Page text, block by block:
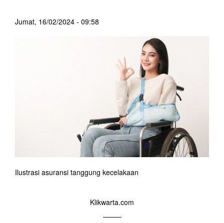
Jumat, 16/02/2024 - 09:58
Ilustrasi asuransi tanggung kecelakaan
Klikwarta.com